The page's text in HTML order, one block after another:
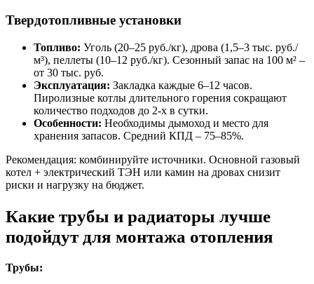
Твердотопливные установки
Топливо: Уголь (20–25 руб./кг), дрова (1,5–3 тыс. руб./
м³), пеллеты (10–12 руб./кг). Сезонный запас на 100 м² –
от 30 тыс. руб.
Эксплуатация: Закладка каждые 6–12 часов.
Пиролизные котлы длительного горения сокращают
количество подходов до 2-х в сутки.
Особенности: Необходимы дымоход и место для
хранения запасов. Средний КПД – 75–85%.
Рекомендация: комбинируйте источники. Основной газовый
котел + электрический ТЭН или камин на дровах снизит
риски и нагрузку на бюджет.
Какие трубы и радиаторы лучше
подойдут для монтажа отопления
Трубы: